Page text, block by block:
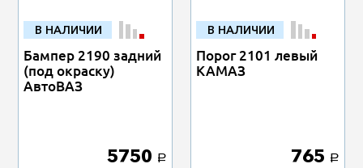
В НАЛИЧИИ
Бампер 2190 задний
(под окраску)
АвтоВАЗ
5750 a
В НАЛИЧИИ
Порог 2101 левый
КАМАЗ
765 a